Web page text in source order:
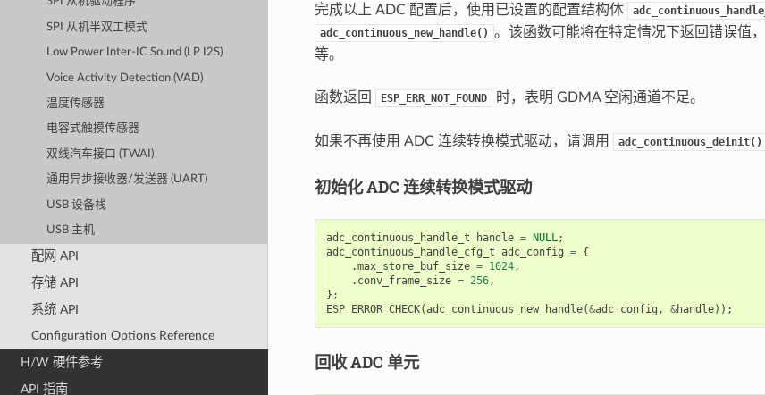
SPI 从机半双工模式
Low Power Inter-IC Sound (LP I2S)
Voice Activity Detection (VAD)
温度传感器
电容式触摸传感器
双线汽车接口 (TWAI)
通用异步接收器/发送器 (UART)
USB 设备栈
USB 主机
配网 API
存储 API
系统 API
Configuration Options Reference
H/W 硬件参考
API 指南
完成以上 ADC 配置后，使用已设置的配置结构体
adc_continuous_new_handle() 。该函数可能将在特定情况下返回错误值
等。
函数返回 ESP_ERR_NOT_FOUND 时，表明 GDMA 空闲通道不足。
如果不再使用 ADC 连续转换模式驱动，请调用 adc_continuous_deinit()
初始化 ADC 连续转换模式驱动
adc_continuous_handle_t handle = NULL;
adc_continuous_handle_cfg_t adc_config = {
.max_store_buf_size = 1024,
. conv_frame_size = 256,
};
ESP_ERROR_CHECK(adc_continuous_new_handle(&adc_config , &handle));
回收 ADC 单元